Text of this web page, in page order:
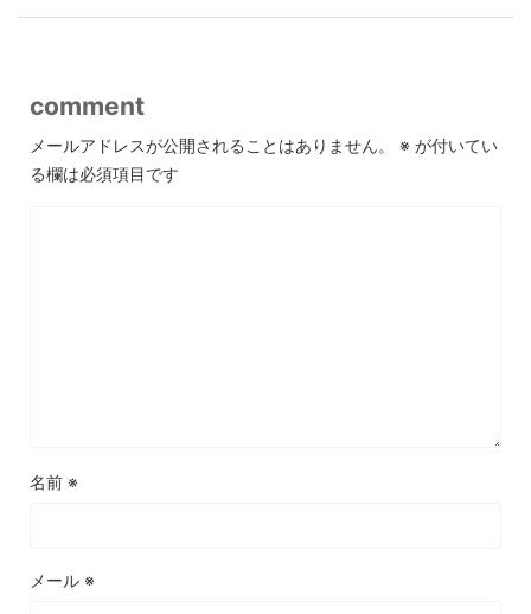
comment
メールアドレスが公開されることはありません。 ※ が付いてい
る欄は必須項目です
名前 ※
メール ※